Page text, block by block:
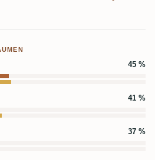
45 %
41 %
37 %